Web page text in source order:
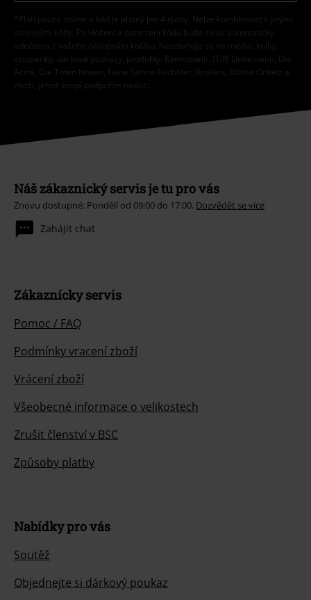
*Platí pouze online a kód je platný jen 4 týdny. Nelze kombinovat s jinými
slevovými kódy. Po vložení a potvrzení kódu bude sleva automaticky
odečtena z vašeho nákupního košíku. Nevztahuje se na média, knihy,
vstupenky, dárkové poukazy, produkty: Rammstein, (Till) Lindemann, Die
Ärzte, Die Toten Hosen, Feine Sahne Fischfilet, Broilers, Böhse Onkelz a
zboží, jehož koupí podpoříte nadaci.
Náš zákaznický servis je tu pro vás
Znovu dostupné: Pondělí od 09:00 do 17:00. Dozvědět se více
Zahájit chat
Zákaznícky servis
Pomoc / FAQ
Podmínky vracení zboží
Vrácení zboží
Všeobecné informace o velikostech
Zrušit členství v BSC
Způsoby platby
Nabídky pro vás
Soutěž
Objednejte si dárkový poukaz